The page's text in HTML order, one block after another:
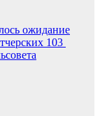
ожидание
103